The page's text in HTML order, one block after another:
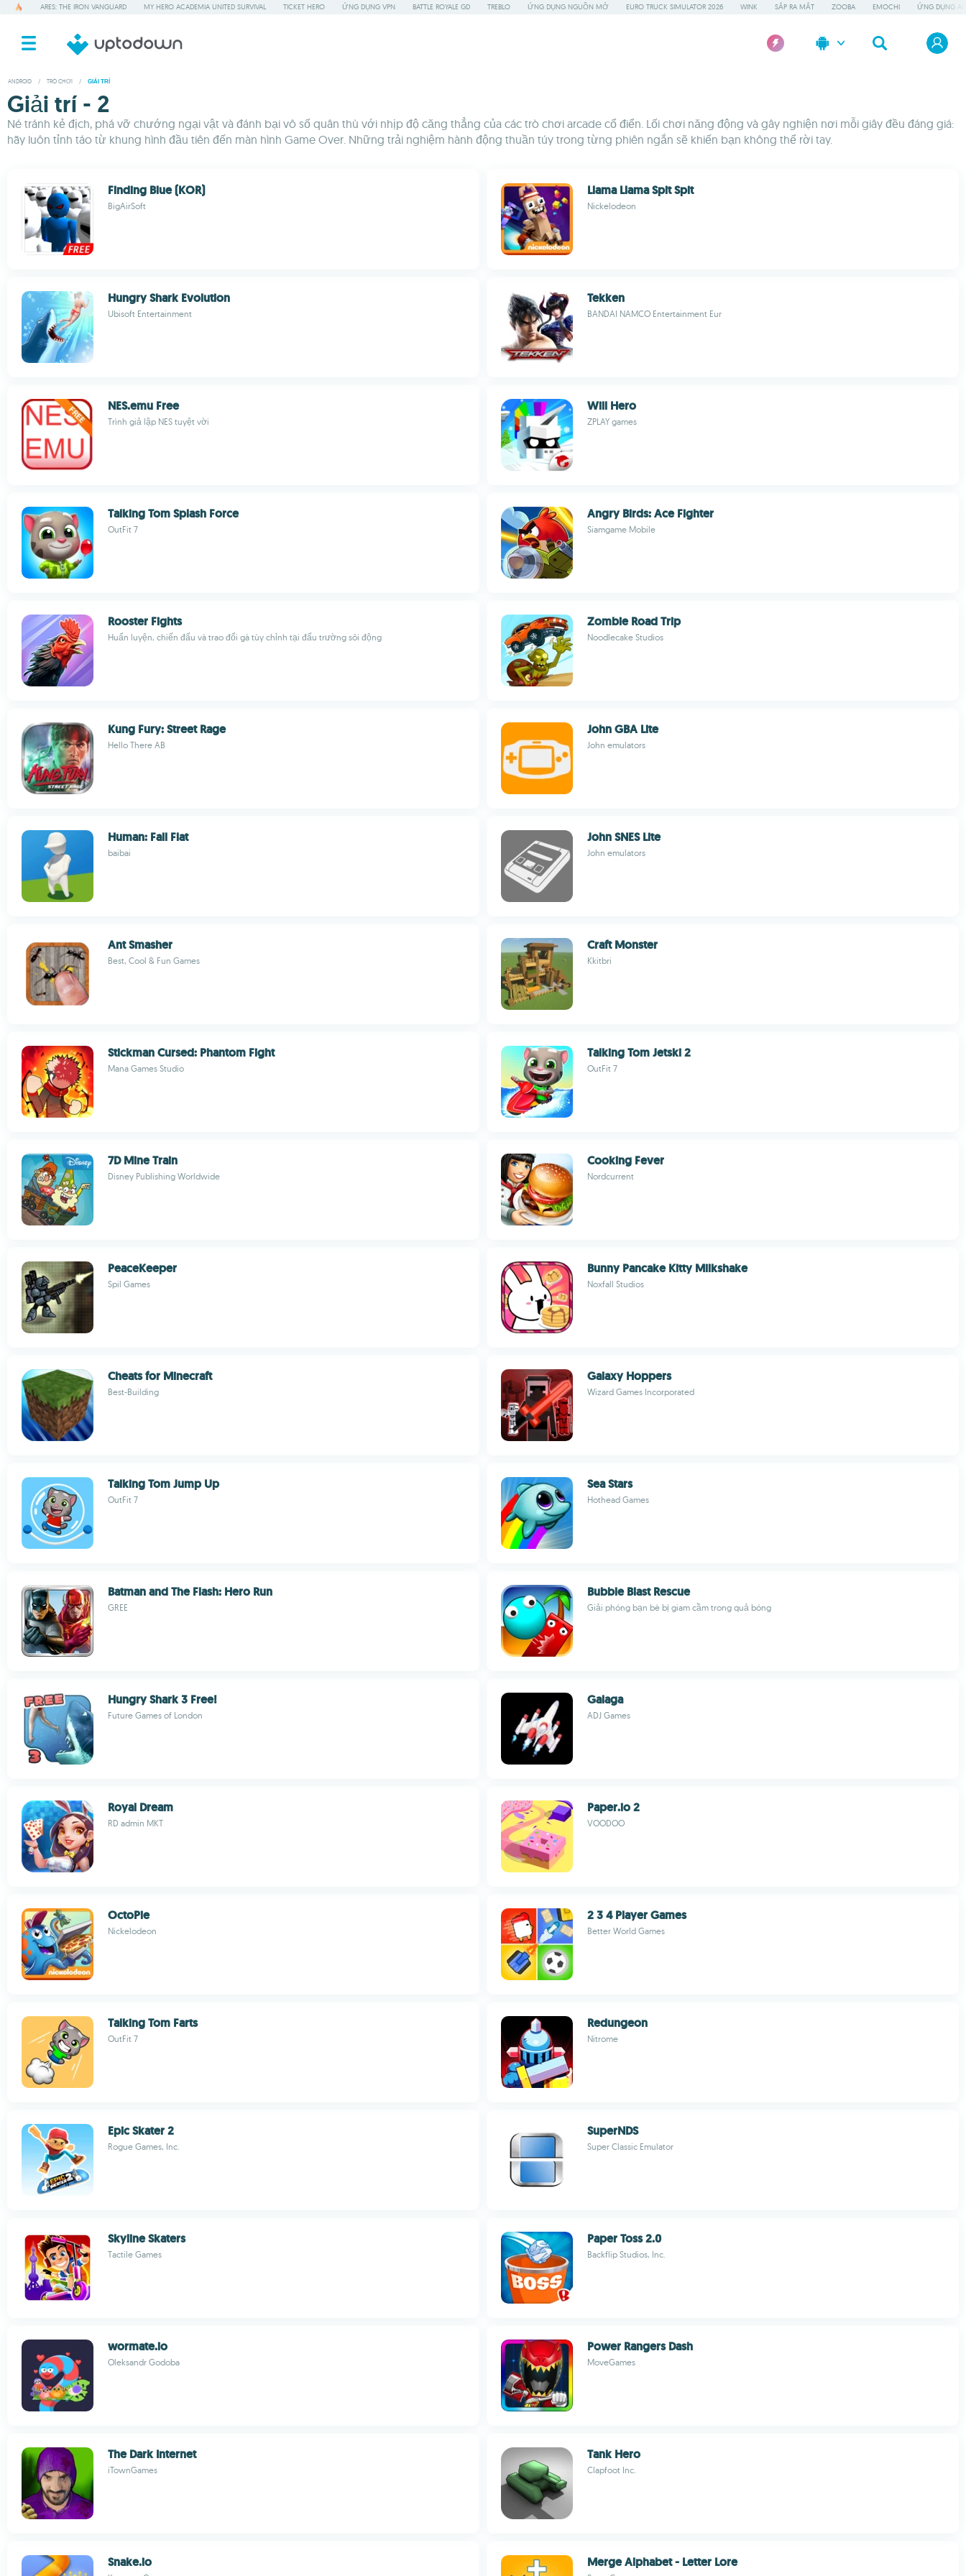
ARES: THE IRON VANGUARD MY HERO ACADEMIA UNITED SURVIVAL TICKET HERO ỨNG DỤNG VPN BATTLE ROYALE GD TREBLO ỨNG DỤNG NGUỒN MỞ EURO TRUCK SIMULATOR 2026 WINK SẮP RA MẮT ZOOBA EMOCHI ỨNG DỤNG AI
ANDROID / TRÒ CHƠI / GIẢI TRÍ
Giải trí - 2
Né tránh kẻ địch, phá vỡ chướng ngại vật và đánh bại vô số quân thù với nhịp độ căng thẳng của các trò chơi arcade cổ điển. Lối chơi năng động và gây nghiện nơi mỗi giây đều đáng giá:
hãy luôn tỉnh táo từ khung hình đầu tiên đến màn hình Game Over. Những trải nghiệm hành động thuần túy trong từng phiên ngắn sẽ khiến bạn không thể rời tay.
Finding Blue (KOR)
BigAirSoft
Llama Llama Spit Spit
Nickelodeon
Hungry Shark Evolution
Ubisoft Entertainment
Tekken
BANDAI NAMCO Entertainment Eur
NES.emu Free
Trình giả lập NES tuyệt vời
Will Hero
ZPLAY games
Talking Tom Splash Force
OutFit 7
Angry Birds: Ace Fighter
Siamgame Mobile
Rooster Fights
Huấn luyện, chiến đấu và trao đổi gà tùy chỉnh tại đấu trường sôi động
Zombie Road Trip
Noodlecake Studios
Kung Fury: Street Rage
Hello There AB
John GBA Lite
John emulators
Human: Fall Flat
baibai
John SNES Lite
John emulators
Ant Smasher
Best, Cool & Fun Games
Craft Monster
Kkitbri
Stickman Cursed: Phantom Fight
Mana Games Studio
Talking Tom Jetski 2
OutFit 7
7D Mine Train
Disney Publishing Worldwide
Cooking Fever
Nordcurrent
PeaceKeeper
Spil Games
Bunny Pancake Kitty Milkshake
Noxfall Studios
Cheats for Minecraft
Best-Building
Galaxy Hoppers
Wizard Games Incorporated
Talking Tom Jump Up
OutFit 7
Sea Stars
Hothead Games
Batman and The Flash: Hero Run
GREE
Bubble Blast Rescue
Giải phóng bạn bè bị giam cầm trong quả bóng
Hungry Shark 3 Free!
Future Games of London
Galaga
ADJ Games
Royal Dream
RD admin MKT
Paper.io 2
VOODOO
OctoPie
Nickelodeon
2 3 4 Player Games
Better World Games
Talking Tom Farts
OutFit 7
Redungeon
Nitrome
Epic Skater 2
Rogue Games, Inc.
SuperNDS
Super Classic Emulator
Skyline Skaters
Tactile Games
Paper Toss 2.0
Backflip Studios, Inc.
wormate.io
Oleksandr Godoba
Power Rangers Dash
MoveGames
The Dark Internet
iTownGames
Tank Hero
Clapfoot Inc.
Snake.io Merge Alphabet - Letter Lore